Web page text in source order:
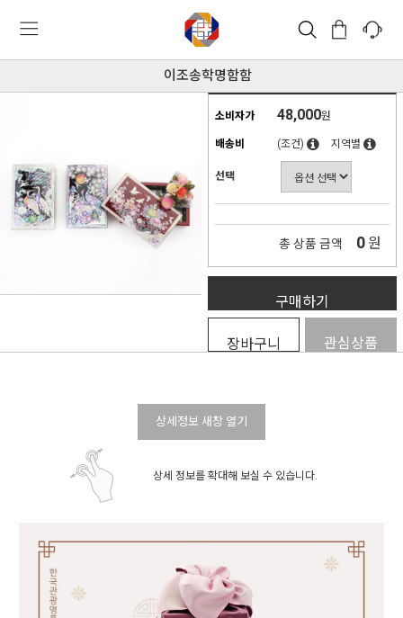
이조송학명함함
소비자가 48,000원
배송비 (조건) 지역별
선택
총 상품 금액 0 원
구매하기
장바구니 관심상품
상세정보 새창 열기
상세 정보를 확대해 보실 수 있습니다.